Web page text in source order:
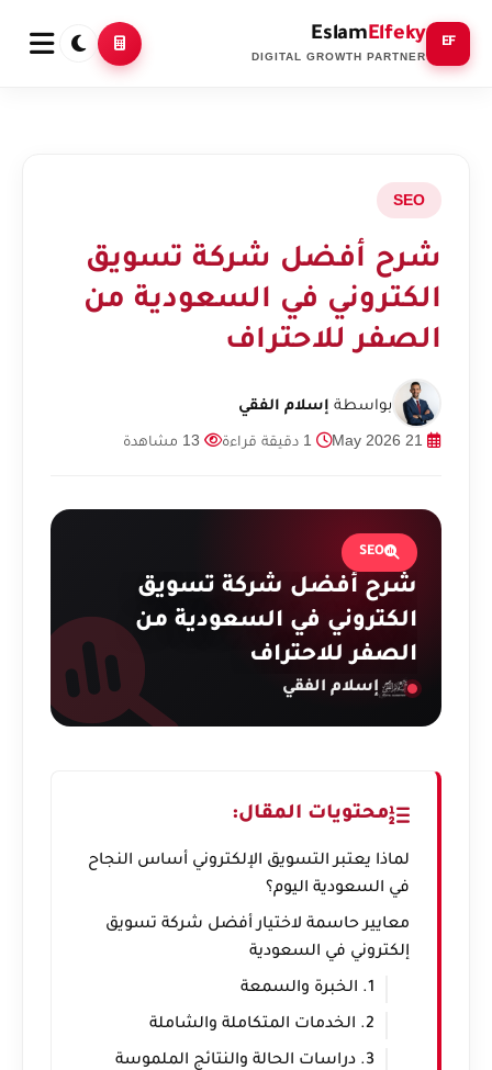
EF
EslamElfeky
DIGITAL GROWTH PARTNER
SEO
شرح أفضل شركة تسويق
الكتروني في السعودية من
الصفر للاحتراف
بواسطة إسلام الفقي
SEO
شرح أفضل شركة تسويق
الكتروني في السعودية من
الصفر للاحتراف
إسلام الفقي
محتويات المقال:
لماذا يعتبر التسويق الإلكتروني أساس النجاح
في السعودية اليوم؟
معايير حاسمة لاختيار أفضل شركة تسويق
إلكتروني في السعودية
1. الخبرة والسمعة
2. الخدمات المتكاملة والشاملة
3. دراسات الحالة والنتائج الملموسة